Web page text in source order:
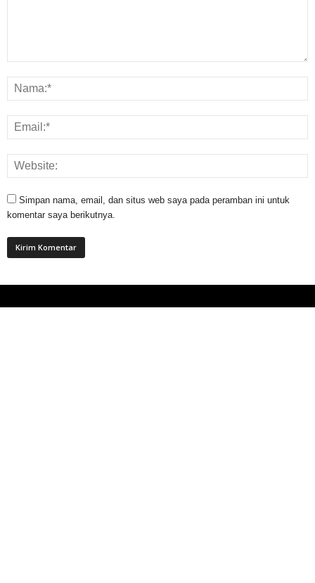
Simpan nama, email, dan situs web saya pada peramban ini untuk
komentar saya berikutnya.